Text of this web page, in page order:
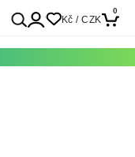
Kč / CZK
0